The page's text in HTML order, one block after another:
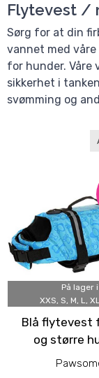
Flytevest /
Sørg for at din
vannet med
for hunder. Våre
sikkerhet i
svømming og
På lager i
XXS, S, M, L,
Blå flytevest
og større